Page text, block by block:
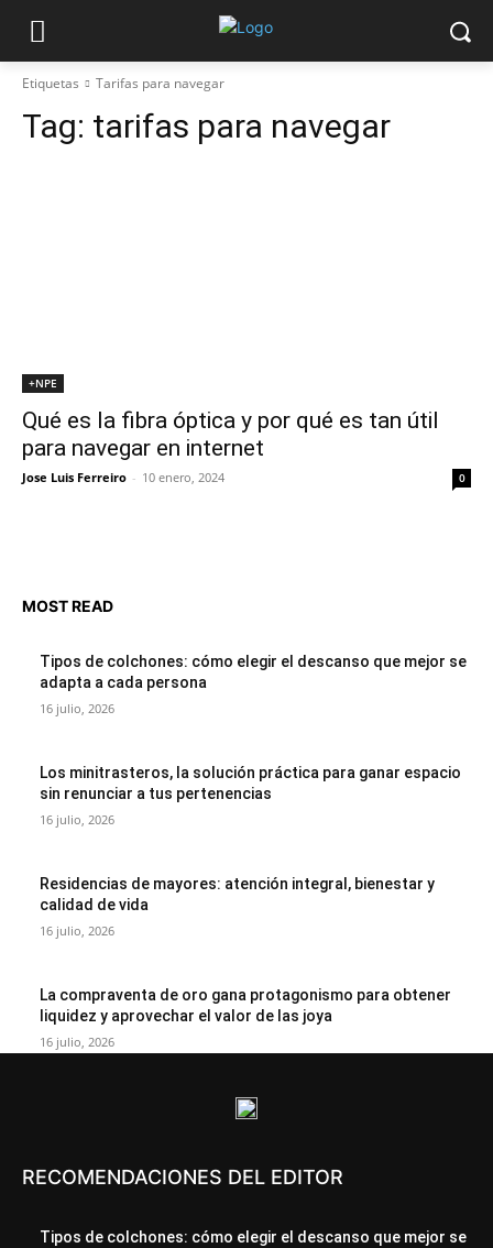
Etiquetas Tarifas para navegar
Tag: tarifas para navegar
+NPE
Qué es la fibra óptica y por qué es tan útil
para navegar en internet
Jose Luis Ferreiro - 10 enero, 2024 0
MOST READ
Tipos de colchones: cómo elegir el descanso que mejor se
adapta a cada persona
16 julio, 2026
Los minitrasteros, la solución práctica para ganar espacio
sin renunciar a tus pertenencias
16 julio, 2026
Residencias de mayores: atención integral, bienestar y
calidad de vida
16 julio, 2026
La compraventa de oro gana protagonismo para obtener
liquidez y aprovechar el valor de las joya
16 julio, 2026
RECOMENDACIONES DEL EDITOR
Tipos de colchones: cómo elegir el descanso que mejor se